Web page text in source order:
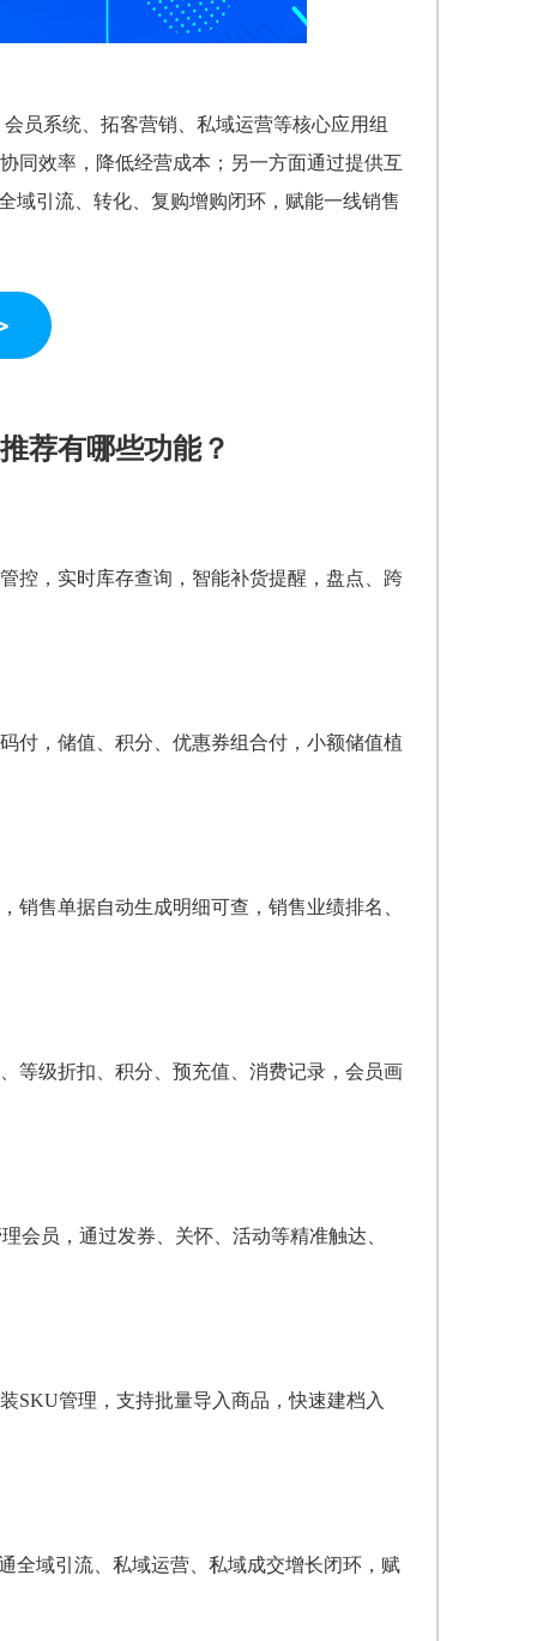
员系统、拓客营销、私域运营等核心应用组
同效率，降低经营成本；另一方面通过提供互
域引流、转化、复购增购闭环，赋能一线销售
荐有哪些功能？
控，实时库存查询，智能补货提醒，盘点、跨
付，储值、积分、优惠券组合付，小额储值植
销售单据自动生成明细可查，销售业绩排名、
等级折扣、积分、预充值、消费记录，会员画
会员，通过发券、关怀、活动等精准触达、
SKU管理，支持批量导入商品，快速建档入
全域引流、私域运营、私域成交增长闭环，赋